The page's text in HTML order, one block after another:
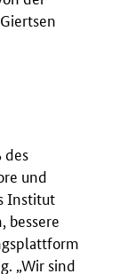
des
und
Institut
bessere
„Wir sind